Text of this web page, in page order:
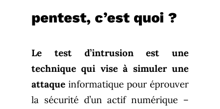
pentest, c’est quoi ?
Le test d’intrusion est une
technique qui vise à simuler une
attaque informatique pour éprouver
la sécurité d’un actif numérique –